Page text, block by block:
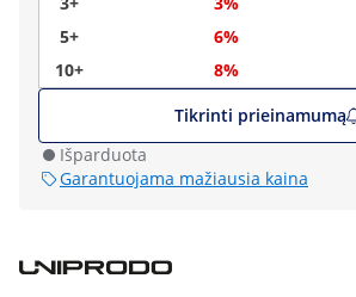
5+
6%
10+
8%
Tikrinti prieinamumą
Išparduota
Garantuojama mažiausia kaina